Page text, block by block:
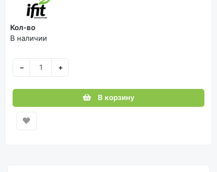
Кол-во
В наличии
− +
В корзину